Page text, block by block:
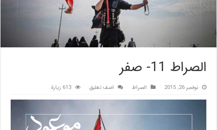
الصراط 11- صفر
نوفمبر 26, 2015 الصراط اضف تعليق 613 زيارة